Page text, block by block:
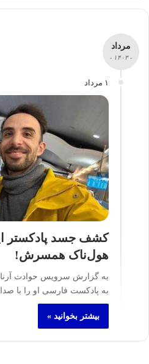
مرداد
- ۱۴۰۳ -
۱ مرداد
کشف جسد پادکستر
هول‌ناک همسرش!
به گزارش سرویس حوادث
به پادکست فارسی او را با
بیشتر بخوانید »